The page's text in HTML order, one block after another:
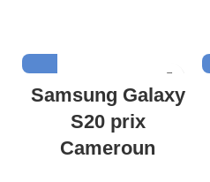
Samsung Galaxy
S20 prix
Cameroun